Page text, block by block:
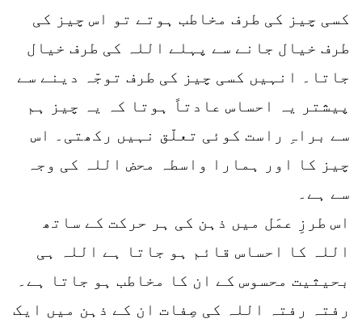
کسی چیز کی طرف مخاطب ہوتے تو اس چیز کی
طرف خیال جانے سے پہلے اللہ کی طرف خیال
جاتا۔ انہیں کسی چیز کی طرف توجّہ دینے سے
پیشتر یہ احساس عادتاً ہوتا کہ یہ چیز ہم
سے براہِ راست کوئی تعلّق نہیں رکھتی۔ اس
چیز کا اور ہمارا واسطہ محض اللہ کی وجہ
سے ہے۔
اس طرزِ عمَل میں ذہن کی ہر حرکت کے ساتھ
اللہ کا احساس قائم ہو جاتا ہے اللہ ہی
بحیثیت محسوس کے ان کا مخاطب ہو جاتا ہے۔
رفتہ رفتہ اللہ کی صِفات ان کے ذہن میں ایک